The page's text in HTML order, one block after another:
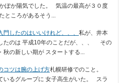
ぽか陽気でした。 気温の最高が３０度
ところがあるそう...
門したのはいいけれど、、、 私が、井本
たのは 平成10年のことだが、、、 その
秋の新しい期が スタートする...
コツは腕の上げ方札幌研修でのこと。
いるグループに 女子高生がいた。 スラ